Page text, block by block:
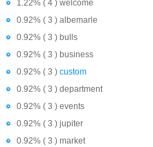
1.22% ( 4 ) welcome
0.92% ( 3 ) albemarle
0.92% ( 3 ) bulls
0.92% ( 3 ) business
0.92% ( 3 ) custom
0.92% ( 3 ) department
0.92% ( 3 ) events
0.92% ( 3 ) jupiter
0.92% ( 3 ) market